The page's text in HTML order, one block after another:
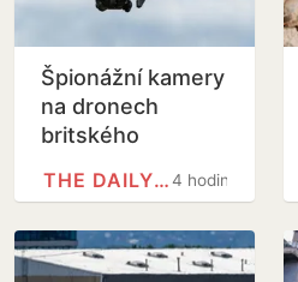
Špionážní kamery
na dronech
britského
odesílaly data do
4 hodiny
THE DAILY TELEGRAPH